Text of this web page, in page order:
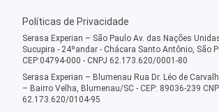
Políticas de Privacidade
Serasa Experian – São Paulo Av. das Nações
Sucupira - 24ºandar - Chácara Santo Antônio, São
CEP:04794-000 - CNPJ 62.173.620/0001-80
Serasa Experian – Blumenau Rua Dr. Léo de
– Bairro Velha, Blumenau/SC - CEP: 89036-239
62.173.620/0104-95